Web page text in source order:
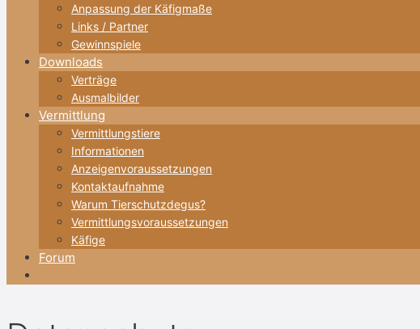
Anpassung der Käfigmaße
Links / Partner
Gewinnspiele
Downloads
Verträge
Ausmalbilder
Vermittlung
Vermittlungstiere
Informationen
Anzeigenvoraussetzungen
Kontaktaufnahme
Warum Tierschutzdegus?
Vermittlungsvoraussetzungen
Käfige
Forum